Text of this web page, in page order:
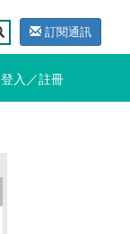
訂閱通訊
登入／註冊